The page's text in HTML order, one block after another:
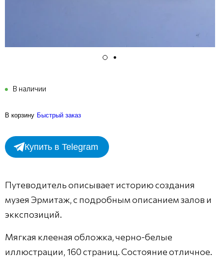
В наличии
В корзину Быстрый заказ
Купить в Telegram
Путеводитель описывает историю создания
музея Эрмитаж, с подробным описанием залов и
эккспозиций.
Мягкая клееная обложка, черно-белые
иллюстрации, 160 страниц. Состояние отличное.